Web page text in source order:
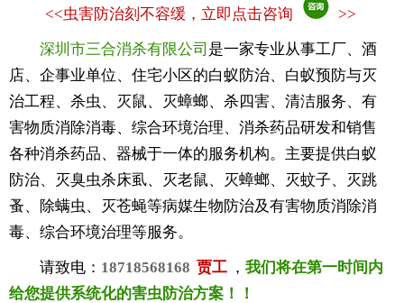
<<虫害防治刻不容缓，立即点击咨询 >>
深圳市三合消杀有限公司 是一家专业从事工厂、酒
店、企事业单位、住宅小区的白蚁防治、白蚁预防与灭
治工程、杀虫、灭鼠、灭蟑螂、杀四害、清洁服务、有
害物质消除消毒、综合环境治理、消杀药品研发和销售
各种消杀药品、器械于一体的服务机构。主要提供白蚁
防治、灭臭虫杀床虱、灭老鼠、灭蟑螂、灭蚊子、灭跳
蚤、除螨虫、灭苍蝇等病媒生物防治及有害物质消除消
毒、综合环境治理等服务。
请致电： 18718568168 贾工 ， 我们将在第一时间内
给您提供系统化的害虫防治方案！！